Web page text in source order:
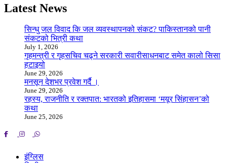
Latest News
सिन्धु जल विवाद कि जल व्यवस्थापनको संकट? पाकिस्तानको पानी
संकटको भित्री कथा
July 1, 2026
गृहमन्त्री र गृहसचिव चढ्ने सरकारी सवारीसाधनबाट समेत कालो सिसा
हटाइयो
June 29, 2026
मनसून देशभर प्रवेश गर्दै ।
June 29, 2026
रहस्य, राजनीति र रक्तपात: भारतको इतिहासमा ‘मयूर सिंहासन’को
कथा
June 25, 2026
इंग्लिस